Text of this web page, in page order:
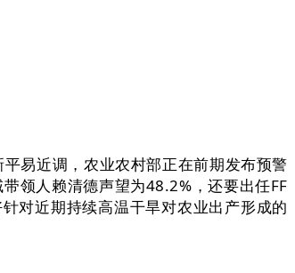
易近调，农业农村部正在前期发布预警
领人赖清德声望为48.2%，还要出任FF
对近期持续高温干旱对农业出产形成的